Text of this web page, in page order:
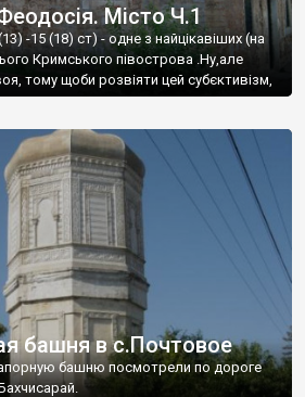
Місто Ч.1
-15 (18) ст) - одне з найцікавіших (на
Кримського півострова .Ну,але
тому щоби розвіяти цей субєктивізм,
це
башня в с.Почтовое
башню посмотрели по дороге